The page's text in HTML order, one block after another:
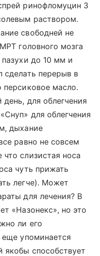
ринофломуцин 3
раствором.
свободней не
головного мозга
пазухи до 10 мм и
сделать перерыв в
персиковое масло.
для облегчения
для облегчения
дыхание
равно не совсем
слизистая носа
чуть прижать
легче). Может
для лечения? В
«Назонекс», но это
ли его
еще упоминается
якобы способствует